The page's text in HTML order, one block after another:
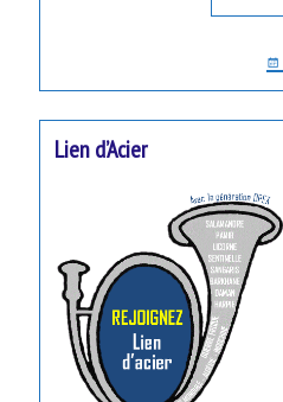
Lien d’Acier